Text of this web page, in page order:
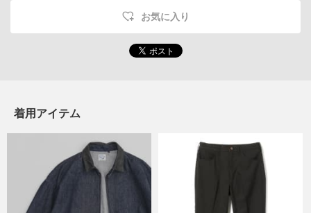
お気に入り
着用アイテム